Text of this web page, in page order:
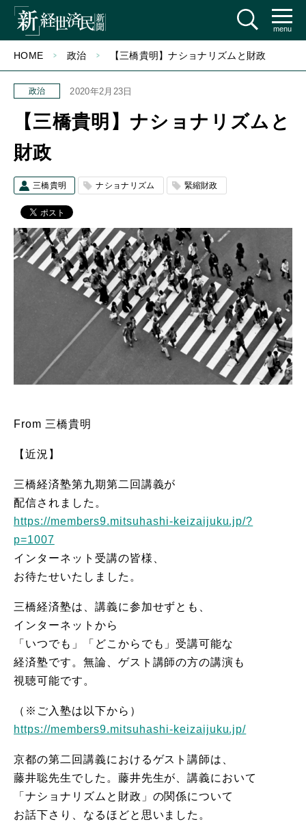
menu
HOME 政治 【三橋貴明】ナショナリズムと財政
政治 2020年2月23日
【三橋貴明】ナショナリズムと
財政
三橋貴明 ナショナリズム 緊縮財政
From 三橋貴明
【近況】
三橋経済塾第九期第二回講義が
配信されました。
https://members9.mitsuhashi-keizaijuku.jp/?
p=1007
インターネット受講の皆様、
お待たせいたしました。
三橋経済塾は、講義に参加せずとも、
インターネットから
「いつでも」「どこからでも」受講可能な
経済塾です。無論、ゲスト講師の方の講演も
視聴可能です。
（※ご入塾は以下から）
https://members9.mitsuhashi-keizaijuku.jp/
京都の第二回講義におけるゲスト講師は、
藤井聡先生でした。藤井先生が、講義において
「ナショナリズムと財政」の関係について
お話下さり、なるほどと思いました。